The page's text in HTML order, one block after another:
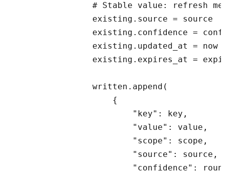
# Stable value: refresh
                existing.source = source
existing.confidence =
                existing.updated_at = now
existing.expires_at =
                written.append(
                    {
                        "key": key,
                        "value": value,
                        "scope": scope,
                        "source": source,
"confidence":